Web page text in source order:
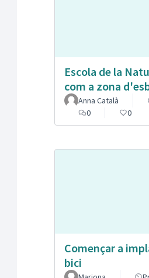
Escola de la
com a zona
Anna Català
0
0
Començar a
bici